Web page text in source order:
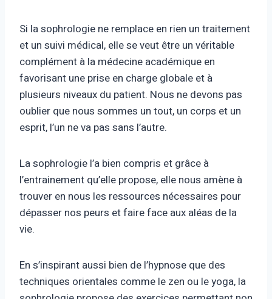
Si la sophrologie ne remplace en rien un traitement
et un suivi médical, elle se veut être un véritable
complément à la médecine académique en
favorisant une prise en charge globale et à
plusieurs niveaux du patient. Nous ne devons pas
oublier que nous sommes un tout, un corps et un
esprit, l’un ne va pas sans l’autre.
La sophrologie l’a bien compris et grâce à
l’entrainement qu’elle propose, elle nous amène à
trouver en nous les ressources nécessaires pour
dépasser nos peurs et faire face aux aléas de la
vie.
En s’inspirant aussi bien de l’hypnose que des
techniques orientales comme le zen ou le yoga, la